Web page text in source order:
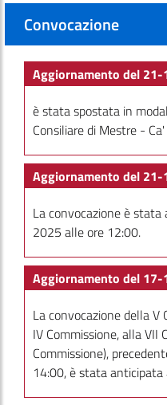
Convocazione
Aggiornamento del
è stata spostata in
Consiliare di Mestre -
Aggiornamento del
La convocazione è
2025 alle ore 12:00.
Aggiornamento del
La convocazione della
IV Commissione, alla VII
Commissione),
14:00, è stata